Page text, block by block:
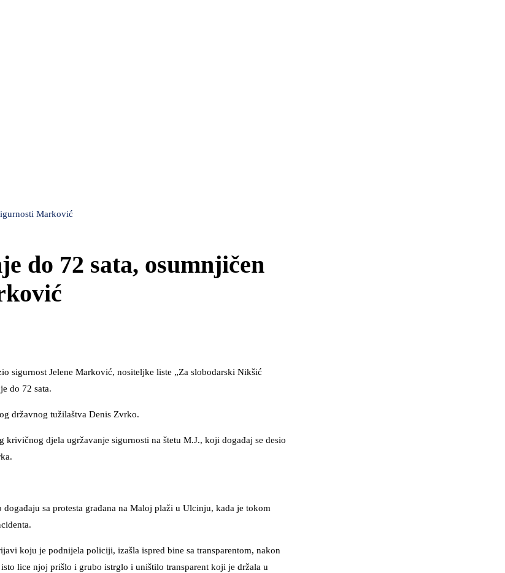
Marković
do 72 sata, osumnjičen
sigurnost Jelene Marković, nositeljke liste „Za slobodarski Nikšić
do 72 sata.
državnog tužilaštva Denis Zvrko.
djela ugržavanje sigurnosti na štetu M.J., koji događaj se desio
sa protesta građana na Maloj plaži u Ulcinju, kada je tokom
koju je podnijela policiji, izašla ispred bine sa transparentom, nakon
lice njoj prišlo i grubo istrglo i uništilo transparent koji je držala u